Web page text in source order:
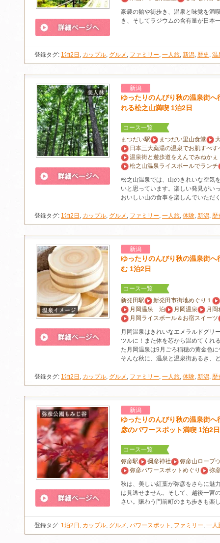
豪農の館や街歩き、温泉と味覚を満
き、そしてラジウムの含有量が日本
登録タグ: 1泊2日 , カップル, グルメ , ファミリー, 一人旅, 新潟, 歴史 , 温
新潟
ゆったりのんびり秋の温泉街
れる松之山満喫 1泊2日
コース一覧
まつだい駅
まつだい里山食堂
日本三大薬湯の温泉でお肌すべす
温泉街と遊歩道をえんでみねかぇ
松之山温泉ライスボールでランチ
松之山温泉では、山のきれいな空気
いと思っています。楽しい発見がい
おいしい山の食事を楽しんでいただ
登録タグ: 1泊2日 , カップル, グルメ , ファミリー, 一人旅, 体験, 新潟, 歴
新潟
ゆったりのんびり秋の温泉街
む 1泊2日
コース一覧
新発田駅
新発田市街地めぐり１
月岡温泉 泊
月岡温泉
月岡
月岡ライスボール＆お宿スイーツ
月岡温泉はきれいなエメラルドグリ
ツルに！また体を芯から温めてくれ
た月岡温泉は9月ごろ稲穂の黄金色
そんな秋に、温泉と温泉街あるき、
登録タグ: 1泊2日 , カップル, グルメ , ファミリー, 一人旅, 体験, 新潟, 歴
新潟
ゆったりのんびり秋の温泉街
彦のパワースポット満喫 1泊2日
コース一覧
弥彦駅
彌彦神社
弥彦山ロープ
弥彦パワースポットめぐり
弥
秋は、美しい紅葉が弥彦をさらに魅
は見逃せません。そして、越後一宮
さい。賑わう門前町のまち歩きも楽
登録タグ: 1泊2日 , カップル, グルメ , パワースポット , ファミリー, 一人